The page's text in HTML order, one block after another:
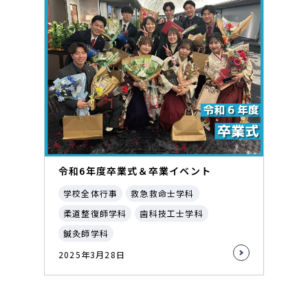
令和6年度卒業式＆卒業イベント
学校全体行事
救急救命士学科
柔道整復師学科
歯科技工士学科
鍼灸師学科
2025年3月28日